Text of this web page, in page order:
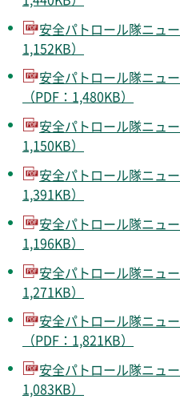
安全パトロール隊ニュ
1,152KB）
安全パトロール隊ニュ
（PDF：1,480KB）
安全パトロール隊ニュ
1,150KB）
安全パトロール隊ニュ
1,391KB）
安全パトロール隊ニュ
1,196KB）
安全パトロール隊ニュ
1,271KB）
安全パトロール隊ニュ
（PDF：1,821KB）
安全パトロール隊ニュ
1,083KB）